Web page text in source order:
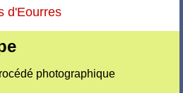
d'Eourres
photographique